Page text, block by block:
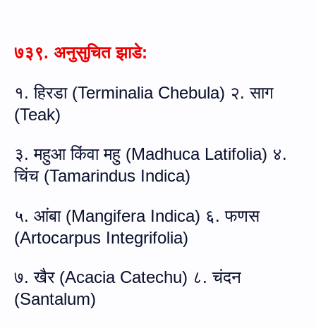
७३९. अनुसुचित झाडे:
१. हिरडा (Terminalia Chebula) २. साग
(Teak)
३. महुआ किंवा महु (Madhuca Latifolia) ४.
चिंच (Tamarindus Indica)
५. आंबा (Mangifera Indica) ६. फणस
(Artocarpus Integrifolia)
७. खैर (Acacia Catechu) ८. चंदन
(Santalum)